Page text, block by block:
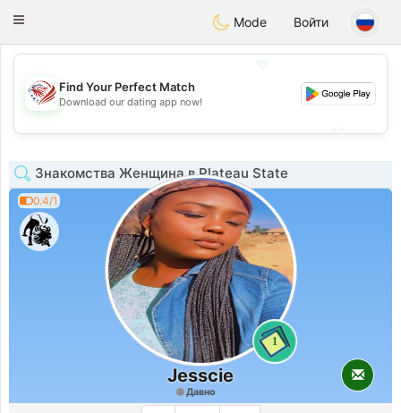
Dating
Toggle
Mode Войти
💖
💕
Find Your Perfect Match
Download our dating app now!
Знакомства Женщина в Plateau State
0.4/1
1
Jesscie
Давно